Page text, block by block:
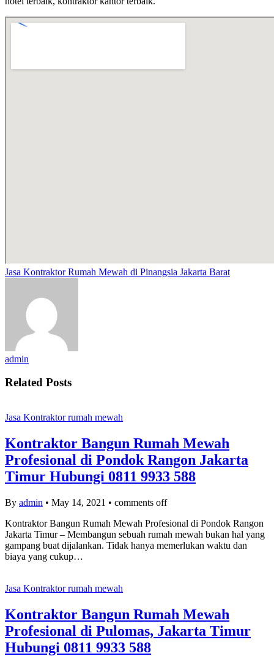
Jasa Kontraktor Rumah Mewah di Pinangsia Jakarta Barat
admin
Related Posts
Jasa Kontraktor rumah mewah
Kontraktor Bangun Rumah Mewah
Profesional di Pondok Rangon Jakarta
Timur Hubungi 0811 9933 588
By admin • May 14, 2021 • comments off
Kontraktor Bangun Rumah Mewah Profesional di Pondok Rangon
Jakarta Timur – Membangun sebuah rumah mewah bukan hal yang
gampang buat dijalankan. Tidak hanya memerlukan waktu dan
biaya yang cukup…
Jasa Kontraktor rumah mewah
Kontraktor Bangun Rumah Mewah
Profesional di Pulomas, Jakarta Timur
Hubungi 0811 9933 588